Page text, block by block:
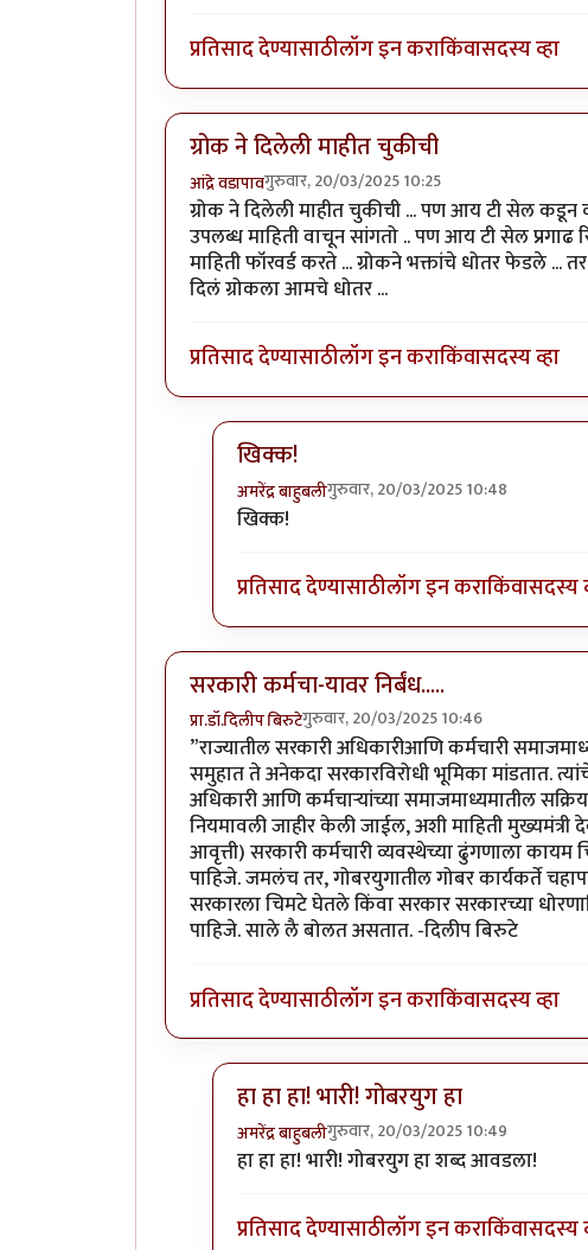
प्रतिसाद देण्यासाठीलॉग इन कराकिंवासदस्य व्हा
ग्रोक ने दिलेली माहीत चुकीची
आंद्रे वडापावगुरुवार, 20/03/2025 10:25
ग्रोक ने दिलेली माहीत चुकीची ... पण आय टी सेल कडून
उपलब्ध माहिती वाचून सांगतो .. पण आय टी सेल
माहिती फॉरवर्ड करते ... ग्रोकने भक्तांचे धोतर फेडले ...
दिलं ग्रोकला आमचे धोतर ...
प्रतिसाद देण्यासाठीलॉग इन कराकिंवासदस्य व्हा
खिक्क!
अमरेंद्र बाहुबलीगुरुवार, 20/03/2025 10:48
In reply to
खिक्क!
प्रतिसाद देण्यासाठीलॉग इन कराकिंवासदस्य
सरकारी कर्मचा-यावर निर्बंध.....
प्रा.डॉ.दिलीप बिरुटेगुरुवार, 20/03/2025 10:46
”राज्यातील सरकारी अधिकारीआणि कर्मचारी
समुहात ते अनेकदा सरकारविरोधी भूमिका मांडतात.
अधिकारी आणि कर्मचाऱ्यांच्या समाजमाध्यमातील
नियमावली जाहीर केली जाईल, अशी माहिती मुख्यमंत्री
आवृत्ती) सरकारी कर्मचारी व्यवस्थेच्या ढुंगणाला कायम
पाहिजे. जमलंच तर, गोबरयुगातील गोबर कार्यकर्ते
सरकारला चिमटे घेतले किंवा सरकार सरकारच्या
पाहिजे. साले लै बोलत असतात. -दिलीप बिरुटे
प्रतिसाद देण्यासाठीलॉग इन कराकिंवासदस्य व्हा
हा हा हा! भारी! गोबरयुग हा
अमरेंद्र बाहुबलीगुरुवार, 20/03/2025 10:49
In reply toसरकारी कर्मचा-यावर निर्बंध.....
हा हा हा! भारी! गोबरयुग हा शब्द आवडला!
प्रतिसाद देण्यासाठीलॉग इन कराकिंवासदस्य